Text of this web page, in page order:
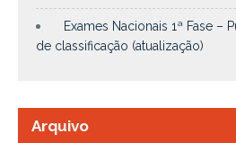
Exames Nacionais 1ª Fase –
de classificação (atualização)
Arquivo